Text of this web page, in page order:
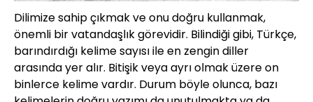
Dilimize sahip çıkmak ve onu doğru kullanmak,
önemli bir vatandaşlık görevidir. Bilindiği gibi, Türkçe,
barındırdığı kelime sayısı ile en zengin diller
arasında yer alır. Bitişik veya ayrı olmak üzere on
binlerce kelime vardır. Durum böyle olunca, bazı